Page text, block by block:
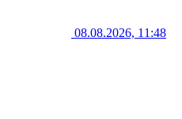
08.08.2026, 11:48